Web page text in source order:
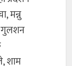
मन्नु
गुलशन
शाम